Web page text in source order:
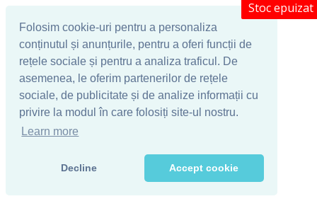
Folosim cookie-uri pentru a personaliza
conținutul și anunțurile, pentru a oferi funcții de
rețele sociale și pentru a analiza traficul. De
asemenea, le oferim partenerilor de rețele
sociale, de publicitate și de analize informații cu
privire la modul în care folosiți site-ul nostru.
Learn more
Decline Accept cookie
Stoc epuizat